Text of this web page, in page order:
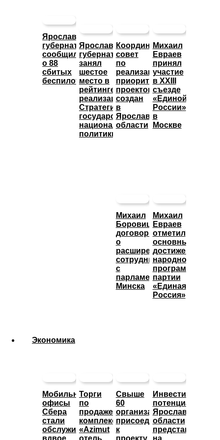
Ярославский
губернатор
сообщил
о 88
сбитых
беспилотниках
Ярославский
губернатор
занял
шестое
место в
рейтинге
реализации
Стратегии
государственной
национальной
политики
Координационный
совет
по
реализации
приоритетных
проектов
создан
в
Ярославской
области
Михаил
Евраев
принял
участие
в XXIII
съезде
«Единой
России»
в
Москве
Михаил
Боровицкий
договорился
о
расширении
сотрудничества
с
парламентом
Минска
Михаил
Евраев
отметил
основные
достижения
народной
программы
партии
«Единая
Россия»
Экономика
Мобильные
офисы
Сбера
стали
обслуживать
Торги
по
продаже
комплекса
«Azimut
Свыше
60
организаций
присоединились
к
потенциал
Ярославской
области
представят